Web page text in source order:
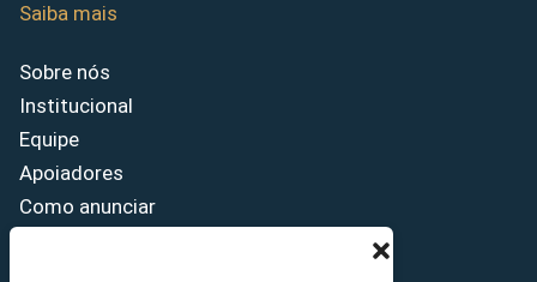
Saiba mais
Sobre nós
Institucional
Equipe
Apoiadores
Como anunciar